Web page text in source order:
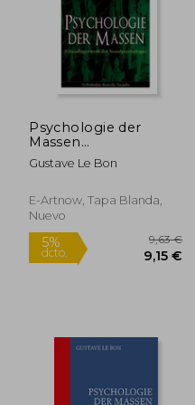
dcto. 15,40 €
Psychologie der
Massen
(Grundlagenwerk der
Sozialpsychologie)
Gustave Le Bon
E-Artnow, Tapa Blanda,
Nuevo